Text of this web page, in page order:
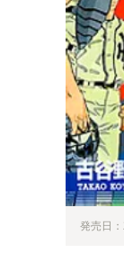
発売日